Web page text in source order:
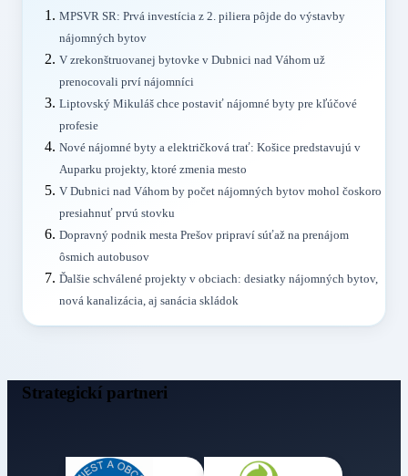
MPSVR SR: Prvá investícia z 2. piliera pôjde do výstavby
nájomných bytov
V zrekonštruovanej bytovke v Dubnici nad Váhom už
prenocovali prví nájomníci
Liptovský Mikuláš chce postaviť nájomné byty pre kľúčové
profesie
Nové nájomné byty a električková trať: Košice predstavujú v
Auparku projekty, ktoré zmenia mesto
V Dubnici nad Váhom by počet nájomných bytov mohol čoskoro
presiahnuť prvú stovku
Dopravný podnik mesta Prešov pripraví súťaž na prenájom
ôsmich autobusov
Ďalšie schválené projekty v obciach: desiatky nájomných bytov,
nová kanalizácia, aj sanácia skládok
Strategickí partneri